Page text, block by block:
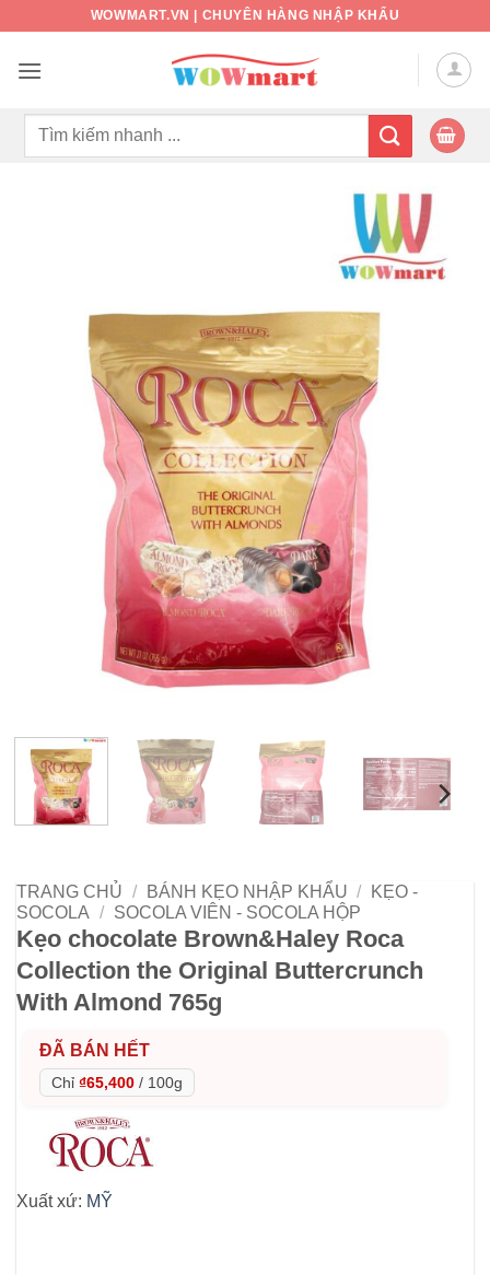
nội
WOWMART.VN | CHUYÊN HÀNG NHẬP KHẨU
Tìm
TRANG CHỦ / BÁNH KẸO NHẬP KHẨU /
KẸO -
SOCOLA / SOCOLA VIÊN - SOCOLA HỘP
Kẹo chocolate Brown&Haley Roca
Collection the Original Buttercrunch
With Almond 765g
ĐÃ BÁN HẾT
Chỉ ₫65,400 / 100g
Xuất xứ: MỸ